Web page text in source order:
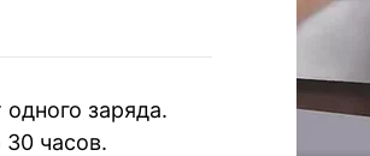
заряда.
часов.